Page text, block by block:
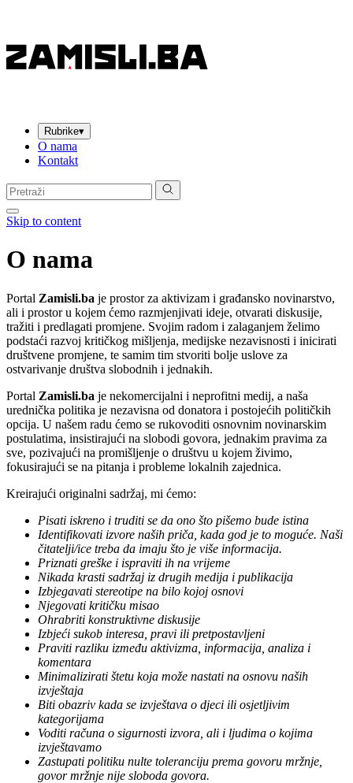
Rubrike▾
O nama
Kontakt
Pretraga:
Skip to content
O nama
Portal Zamisli.ba je prostor za aktivizam i građansko novinarstvo,
ali i prostor u kojem ćemo razmjenjivati ideje, otvarati diskusije,
tražiti i predlagati promjene. Svojim radom i zalaganjem želimo
podstaći razvoj kritičkog mišljenja, medijske nezavisnosti i inicirati
društvene promjene, te samim tim stvoriti bolje uslove za
ostvarivanje društva slobodnih i jednakih.
Portal Zamisli.ba je nekomercijalni i neprofitni medij, a naša
urednička politika je nezavisna od donatora i postojećih političkih
opcija. U našem radu ćemo se rukovoditi osnovnim novinarskim
postulatima, insistirajući na slobodi govora, jednakim pravima za
sve, pozivajući na promišljenje o društvu u kojem živimo,
fokusirajući se na pitanja i probleme lokalnih zajednica.
Kreirajući originalni sadržaj, mi ćemo:
Pisati iskreno i truditi se da ono što pišemo bude istina
Identifikovati izvore naših priča, kada god je to moguće. Naši
čitatelji/ice treba da imaju što je više informacija.
Priznati greške i ispraviti ih na vrijeme
Nikada krasti sadržaj iz drugih medija i publikacija
Izbjegavati stereotipe na bilo kojoj osnovi
Njegovati kritičku misao
Ohrabriti konstruktivne diskusije
Izbjeći sukob interesa, pravi ili pretpostavljeni
Praviti razliku između aktivizma, informacija, analiza i
komentara
Minimalizirati štetu koja može nastati na osnovu naših
izvještaja
Biti obazriv kada se izvještava o djeci ili osjetljivim
kategorijama
Voditi računa o sigurnosti izvora, ali i ljudima o kojima
izvještavamo
Zastupati politiku nulte toleranciju prema govoru mržnje,
govor mržnje nije sloboda govora.